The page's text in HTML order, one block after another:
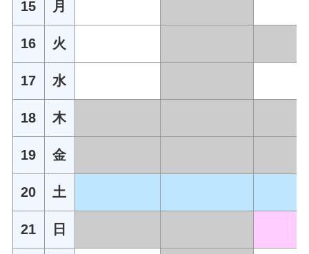
15 月
16 火
17 水
18 木
19 金
20 土
21 日